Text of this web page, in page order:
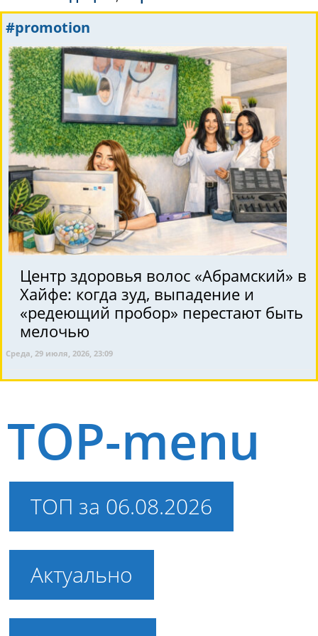
#promotion
Центр здоровья волос «Абрaмский» в
Хайфе: когда зуд, выпадение и
«редеющий пробор» перестают быть
мелочью
Среда, 29 июля, 2026, 23:09
TOP-menu
ТОП за 06.08.2026
Актуально